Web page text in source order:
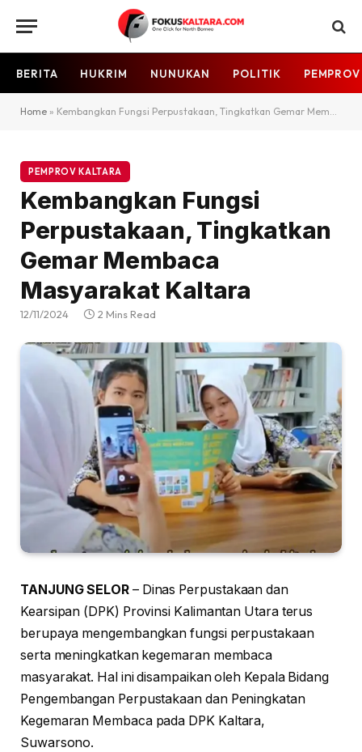
BERITA HUKRIM NUNUKAN POLITIK
Home » Kembangkan Fungsi Perpustakaan, Tingkatkan Gemar Membaca Masyarakat Kaltara
PEMPROV KALTARA
Kembangkan Fungsi
Perpustakaan, Tingkatkan
Gemar Membaca
Masyarakat Kaltara
12/11/2024 2 Mins Read
TANJUNG SELOR– Dinas Perpustakaan dan
Kearsipan (DPK) Provinsi Kalimantan Utara terus
berupaya mengembangkan fungsi perpustakaan
serta meningkatkan kegemaran membaca
masyarakat. Hal ini disampaikan oleh Kepala Bidang
Pengembangan Perpustakaan dan Peningkatan
Kegemaran Membaca pada DPK Kaltara,
Suwarsono.